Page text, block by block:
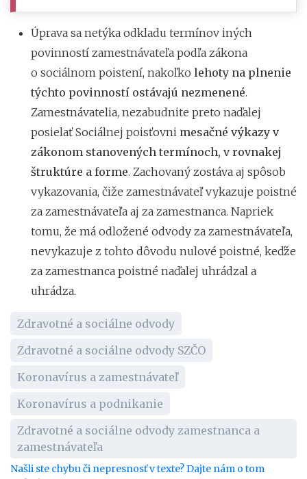
Úprava sa netýka odkladu termínov iných
povinností zamestnávateľa podľa zákona
o sociálnom poistení, nakoľko lehoty na plnenie
týchto povinností ostávajú nezmenené.
Zamestnávatelia, nezabudnite preto naďalej
posielať Sociálnej poisťovni mesačné výkazy v
zákonom stanovených termínoch, v rovnakej
štruktúre a forme. Zachovaný zostáva aj spôsob
vykazovania, čiže zamestnávateľ vykazuje poistné
za zamestnávateľa aj za zamestnanca. Napriek
tomu, že má odložené odvody za zamestnávateľa,
nevykazuje z tohto dôvodu nulové poistné, keďže
za zamestnanca poistné naďalej uhrádzal a
uhrádza.
Zdravotné a sociálne odvody
Zdravotné a sociálne odvody SZČO
Koronavírus a zamestnávateľ
Koronavírus a podnikanie
Zdravotné a sociálne odvody zamestnanca a
zamestnávateľa
Našli ste chybu či nepresnosť v texte? Dajte nám o tom